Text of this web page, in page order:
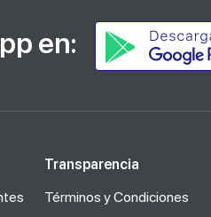
en:
Transparencia
Términos y Condiciones